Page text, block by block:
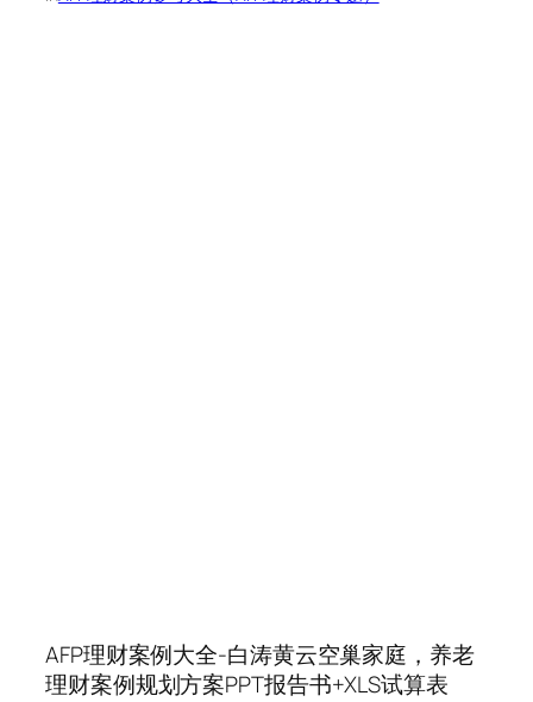
AFP理财案例大全-白涛黄云空巢家庭，养老
理财案例规划方案PPT报告书+XLS试算表